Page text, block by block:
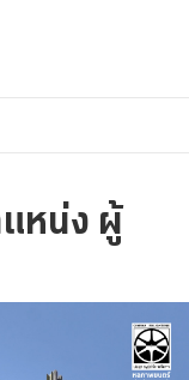
หน่ง ผู้